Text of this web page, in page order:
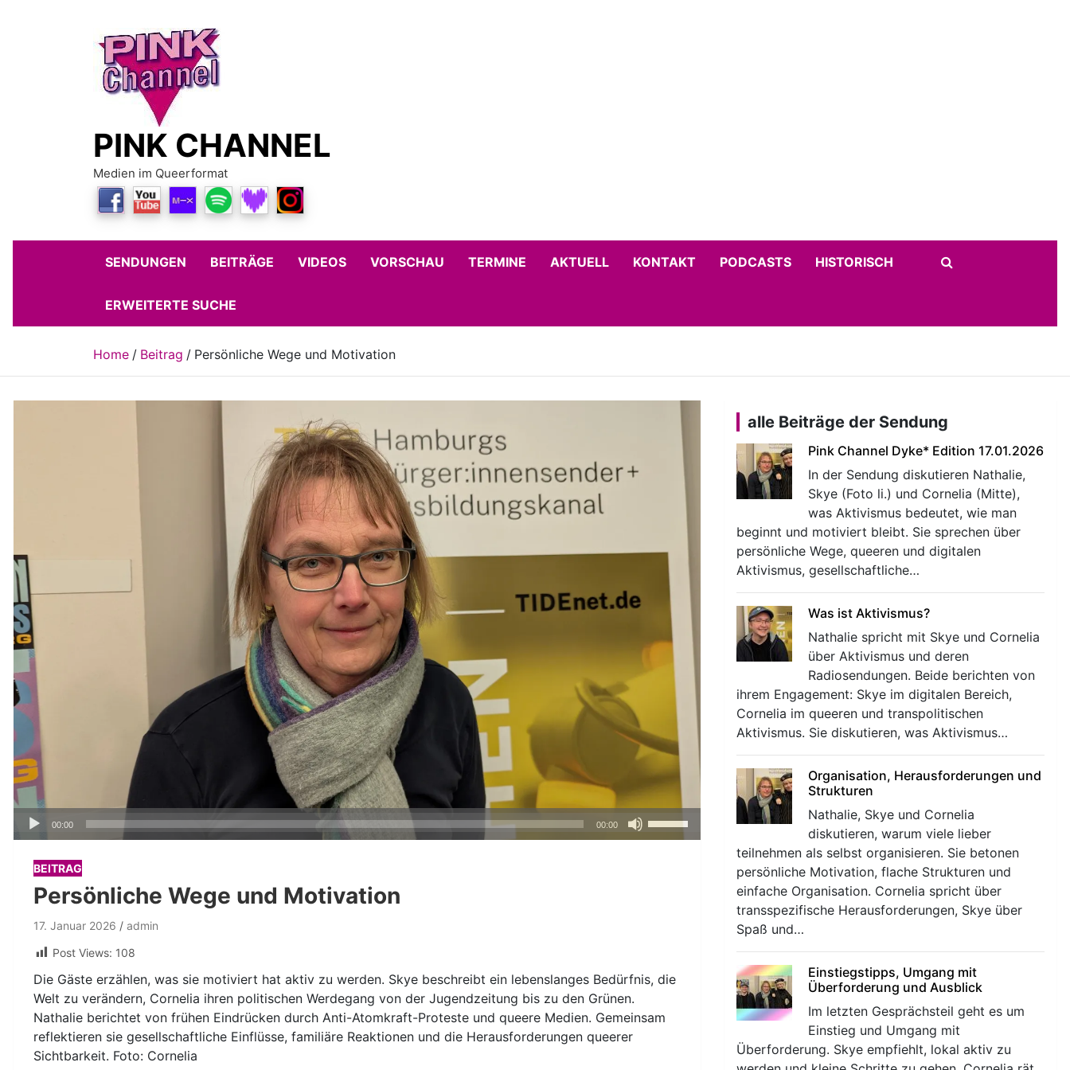
PINK CHANNEL
Medien im Queerformat
SENDUNGEN BEITRÄGE VIDEOS VORSCHAU TERMINE AKTUELL KONTAKT PODCASTS HISTORISCH
ERWEITERTE SUCHE
Home Beitrag Persönliche Wege und Motivation
Audio-
00:00 00:00
BEITRAG
Persönliche Wege und Motivation
17. Januar 2026
admin
Post Views: 108
Die Gäste erzählen, was sie motiviert hat aktiv zu werden. Skye beschreibt ein lebenslanges Bedürfnis, die
Welt zu verändern, Cornelia ihren politischen Werdegang von der Jugendzeitung bis zu den Grünen.
Nathalie berichtet von frühen Eindrücken durch Anti-Atomkraft-Proteste und queere Medien. Gemeinsam
reflektieren sie gesellschaftliche Einflüsse, familiäre Reaktionen und die Herausforderungen queerer
Sichtbarkeit. Foto: Cornelia
alle Beiträge der Sendung
Pink Channel Dyke* Edition 17.01.2026
In der Sendung diskutieren Nathalie,
Skye (Foto li.) und Cornelia (Mitte),
was Aktivismus bedeutet, wie man
beginnt und motiviert bleibt. Sie sprechen über
persönliche Wege, queeren und digitalen
Aktivismus, gesellschaftliche…
Was ist Aktivismus?
Nathalie spricht mit Skye und Cornelia
über Aktivismus und deren
Radiosendungen. Beide berichten von
ihrem Engagement: Skye im digitalen Bereich,
Cornelia im queeren und transpolitischen
Aktivismus. Sie diskutieren, was Aktivismus…
Organisation, Herausforderungen und
Strukturen
Nathalie, Skye und Cornelia
diskutieren, warum viele lieber
teilnehmen als selbst organisieren. Sie betonen
persönliche Motivation, flache Strukturen und
einfache Organisation. Cornelia spricht über
transspezifische Herausforderungen, Skye über
Spaß und…
Einstiegstipps, Umgang mit
Überforderung und Ausblick
Im letzten Gesprächsteil geht es um
Einstieg und Umgang mit
Überforderung. Skye empfiehlt, lokal aktiv zu